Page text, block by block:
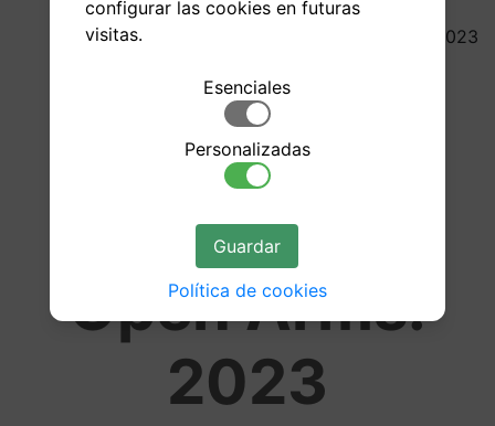
23/05/2023
Donación a
Médicos sin
Fronteras y
Open Arms:
2023
configurar las cookies en futuras
visitas.
Esenciales
Personalizadas
Guardar
Política de cookies